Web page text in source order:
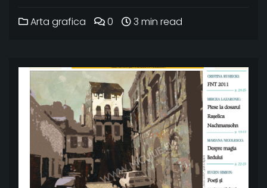
Arta grafica 0 3 min read